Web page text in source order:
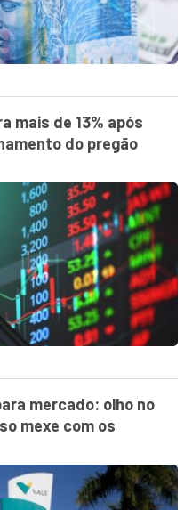
mais de 13% após
do pregão
mercado: olho no
mexe com os